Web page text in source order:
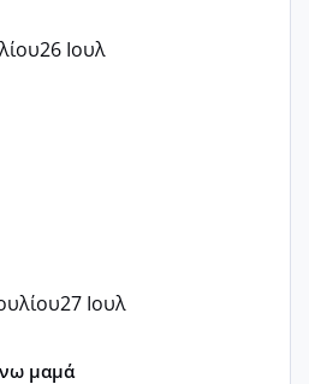
ιδιωτικό παιδικό στ
26 Ιουλ
27 Ιουλ
γιατροί εμπερίες
μαμά